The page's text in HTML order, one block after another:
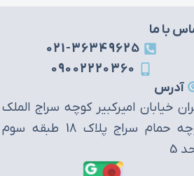
با ما
021-36349625
09002220360
آدرس
خیابان امیرکبیر کوچه سراج الملک
کوچه حمام سراج پلاک 18 طبقه سوم
5